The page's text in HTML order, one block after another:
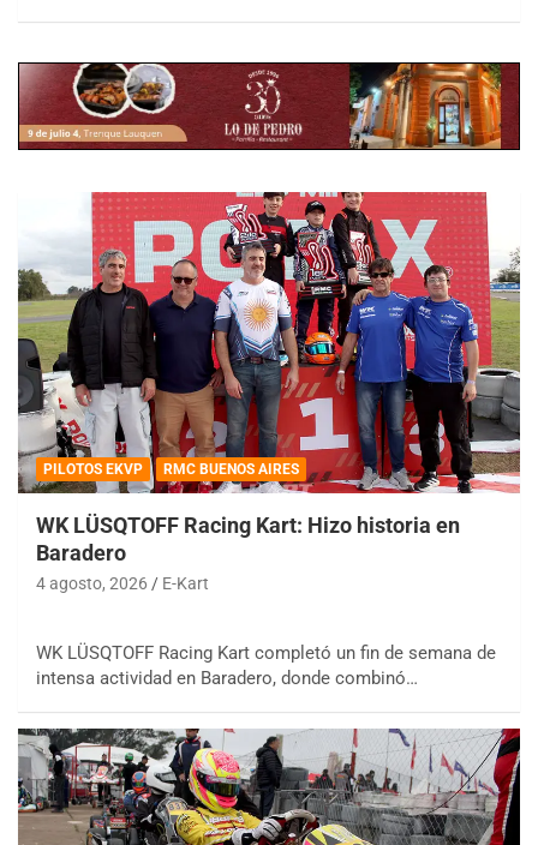
PILOTOS EKVP RMC BUENOS AIRES
WK LÜSQTOFF Racing Kart: Hizo historia en
Baradero
4 agosto, 2026 E-Kart
WK LÜSQTOFF Racing Kart completó un fin de semana de
intensa actividad en Baradero, donde combinó…